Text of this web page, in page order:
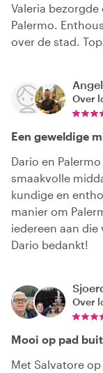
Valeria
Palermo.
over de stad.
Over
Een geweldige
Dario en
smaakvolle
kundige en
manier om
iedereen aan
Dario bedankt!
Over
Mooi op pad
Met Salvatore